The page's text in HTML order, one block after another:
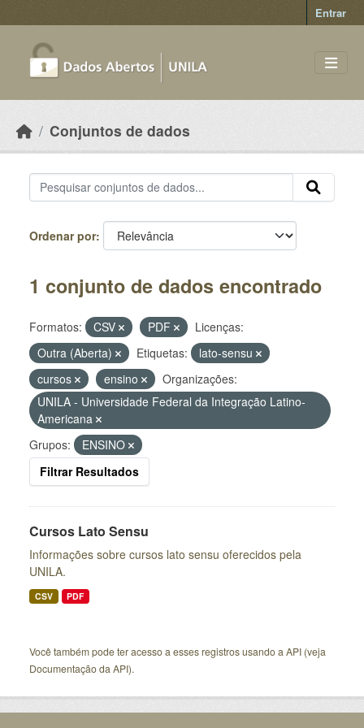
Entrar
Conjuntos de dados
Ordenar por
1 conjunto de dados encontrado
Formatos: CSV PDF
Licenças:
Outra (Aberta)
Etiquetas:
lato-sensu
cursos
ensino
Organizações:
UNILA - Universidade Federal da Integração Latino-
Americana
Grupos:
ENSINO
Filtrar Resultados
Cursos Lato Sensu
Informações sobre cursos lato sensu oferecidos pela
UNILA.
CSV PDF
Você também pode ter acesso a esses registros usando a API (veja
Documentação da API).